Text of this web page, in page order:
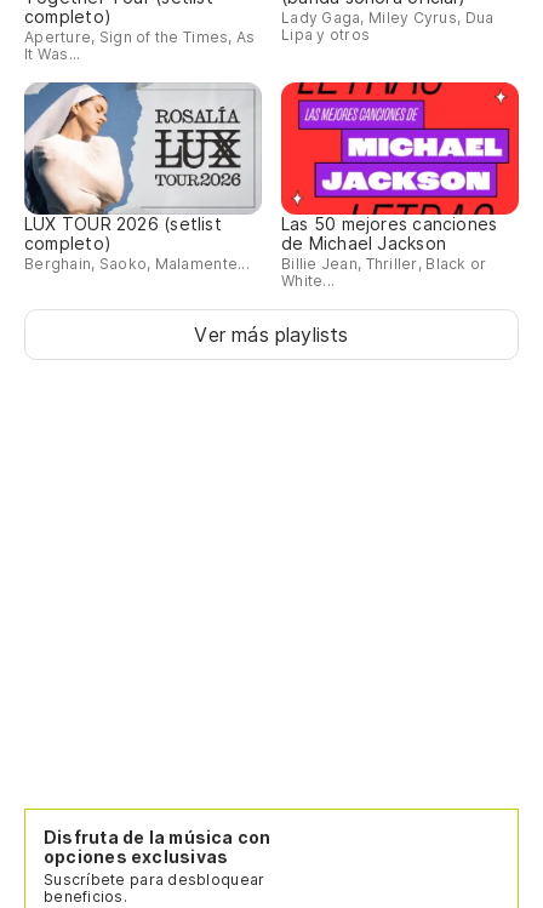
completo)
Aperture, Sign of the Times, As
It Was...
Lady Gaga, Miley Cyrus, Dua
Lipa y otros
LUX TOUR 2026 (setlist
completo)
Berghain, Saoko, Malamente...
Las 50 mejores canciones
de Michael Jackson
Billie Jean, Thriller, Black or
White...
Ver más playlists
Disfruta de la música con
opciones exclusivas
Suscríbete para desbloquear
beneficios.